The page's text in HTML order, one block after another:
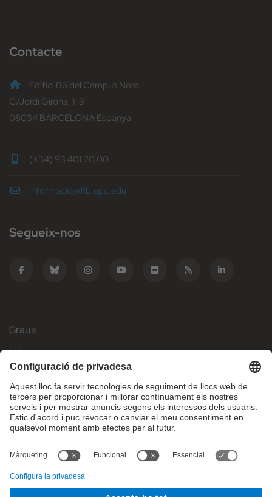
Contacte
Edifici B6 del Campus Nord
C/Jordi Girona, 1-3
08034 BARCELONA Espanya
(+34) 93 401 70 00
informacio@fib.upc.edu
Segueix-nos
Graus
Màsters
Mobilitat Internacional
Recerca
Empresa
Què necessites?